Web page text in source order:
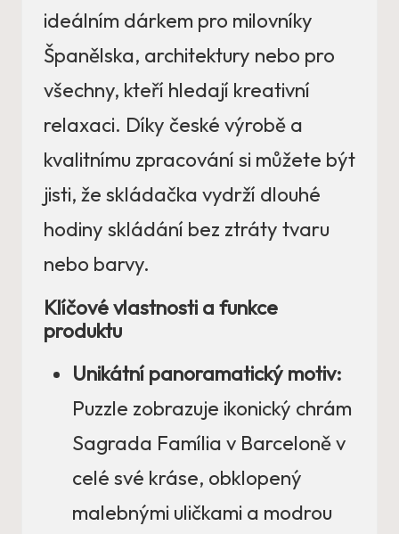
ideálním dárkem pro milovníky
Španělska, architektury nebo pro
všechny, kteří hledají kreativní
relaxaci. Díky české výrobě a
kvalitnímu zpracování si můžete být
jisti, že skládačka vydrží dlouhé
hodiny skládání bez ztráty tvaru
nebo barvy.
Klíčové vlastnosti a funkce
produktu
Unikátní panoramatický motiv:
Puzzle zobrazuje ikonický chrám
Sagrada Família v Barceloně v
celé své kráse, obklopený
malebnými uličkami a modrou